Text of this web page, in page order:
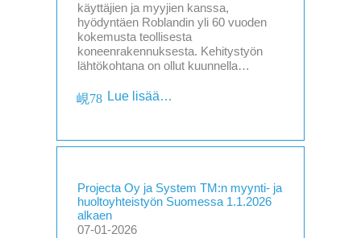
käyttäjien ja myyjien kanssa,
hyödyntäen Roblandin yli 60 vuoden
kokemusta teollisesta
koneenrakennuksesta. Kehitystyön
lähtökohtana on ollut kuunnella…
Lue lisää…
Projecta Oy ja System TM:n myynti- ja
huoltoyhteistyön Suomessa 1.1.2026
alkaen
07-01-2026